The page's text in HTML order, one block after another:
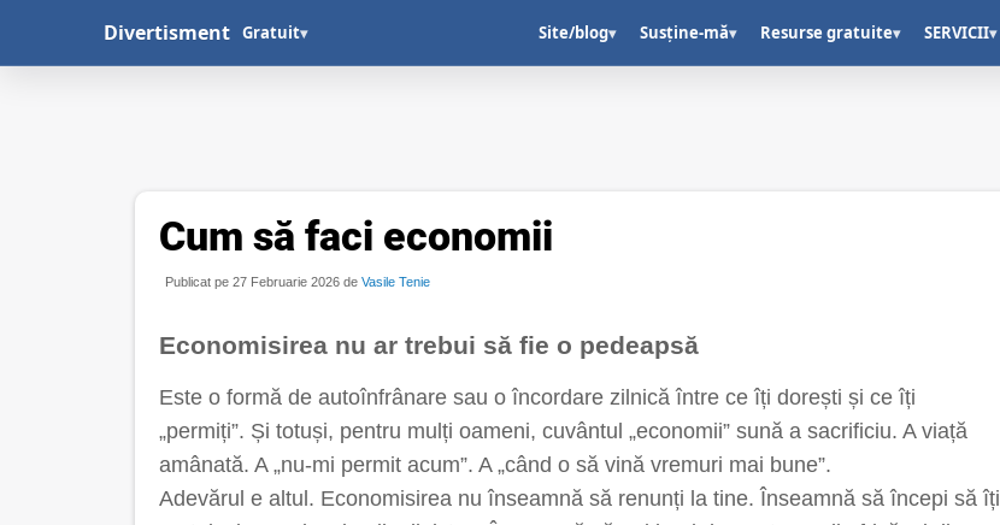
Divertisment Gratuit▾ Site/blog▾ Susține-mă▾ Resurse gratuite▾ SERVICII▾
Cum să faci economii
Publicat pe 27 Februarie 2026 de Vasile Tenie
Economisirea nu ar trebui să fie o pedeapsă
Este o formă de autoînfrânare sau o încordare zilnică între ce îți dorești și ce îți
„permiți”. Și totuși, pentru mulți oameni, cuvântul „economii” sună a sacrificiu. A viață
amânată. A „nu-mi permit acum”. A „când o să vină vremuri mai bune”.
Adevărul e altul. Economisirea nu înseamnă să renunți la tine. Înseamnă să începi să îți